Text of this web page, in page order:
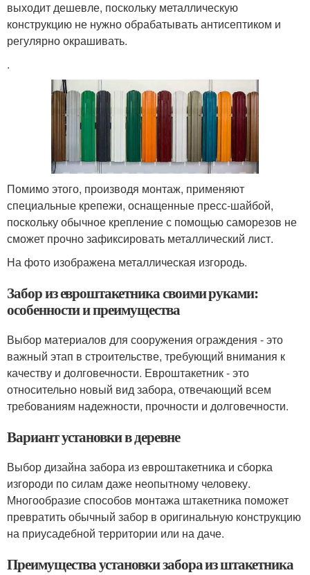
выходит дешевле, поскольку металлическую
конструкцию не нужно обрабатывать антисептиком и
регулярно окрашивать.
.
Помимо этого, производя монтаж, применяют
специальные крепежи, оснащенные пресс-шайбой,
поскольку обычное крепление с помощью саморезов не
сможет прочно зафиксировать металлический лист.
На фото изображена металлическая изгородь.
Забор из евроштакетника своими руками:
особенности и преимущества
Выбор материалов для сооружения ограждения - это
важный этап в строительстве, требующий внимания к
качеству и долговечности. Евроштакетник - это
относительно новый вид забора, отвечающий всем
требованиям надежности, прочности и долговечности.
Вариант установки в деревне
Выбор дизайна забора из евроштакетника и сборка
изгороди по силам даже неопытному человеку.
Многообразие способов монтажа штакетника поможет
превратить обычный забор в оригинальную конструкцию
на приусадебной территории или на даче.
Преимущества установки забора из штакетника